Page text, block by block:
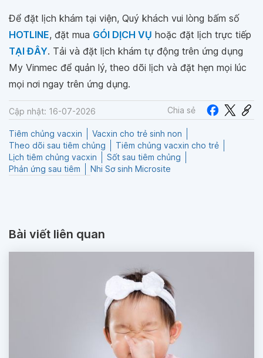
Để đặt lịch khám tại viện, Quý khách vui lòng bấm số
HOTLINE, đặt mua GÓI DỊCH VỤ hoặc đặt lịch trực tiếp
TẠI ĐÂY. Tải và đặt lịch khám tự động trên ứng dụng
My Vinmec để quản lý, theo dõi lịch và đặt hẹn mọi lúc
mọi nơi ngay trên ứng dụng.
Cập nhật: 16-07-2026 Chia sẻ
Tiêm chủng vacxin
Vacxin cho trẻ sinh non
Theo dõi sau tiêm chủng
Tiêm chủng vacxin cho trẻ
Lịch tiêm chủng vacxin
Sốt sau tiêm chủng
Phản ứng sau tiêm
Nhi Sơ sinh Microsite
Bài viết liên quan